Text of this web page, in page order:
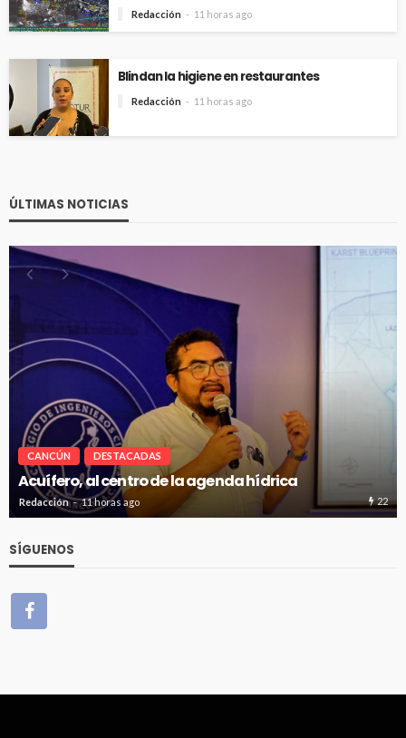
Redacción 11 horas ago
Blindan la higiene en restaurantes
Redacción 11 horas ago
ÚLTIMAS NOTICIAS
CANCÚN DESTACADAS
Renuevan 250 módulos de basura en el bulevar
Kukulcán
Redacción 11 horas ago 36
SÍGUENOS